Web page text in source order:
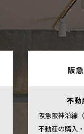
不動
阪急阪神沿線
不動産の購入